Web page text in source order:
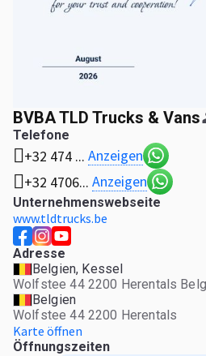
BVBA TLD Trucks & Vans
Telefone
+32 474 ... Anzeigen
+32 4706... Anzeigen
Unternehmenswebseite
www.tldtrucks.be
Adresse
Belgien, Kessel
Wolfstee 44 2200 Herentals
Belgien
Wolfstee 44 2200 Herentals
Karte öffnen
Öffnungszeiten